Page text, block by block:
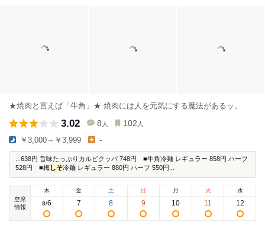
★焼肉と言えば「牛角」★ 焼肉には人を元気にする魔法があるッ。
3.02 8 人 102 人
￥3,000～￥3,999 -
...638円 旨味たっぷりカルビクッパ 748円 ■牛角冷麺 レギュラー 858円 ハーフ
528円 ■梅 しそ冷麺 レギュラー 880円 ハーフ 550円...
空席
情報
木
8/6
金
7
土
8
日
9
月
10
火
11
水
12